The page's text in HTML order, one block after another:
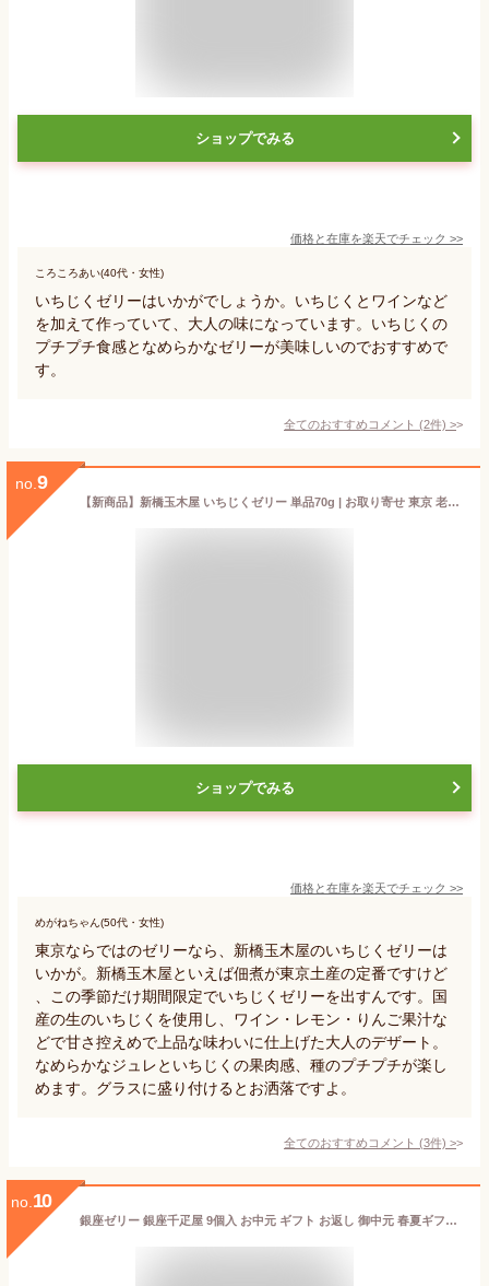
ショップでみる
価格と在庫を楽天でチェック >>
ころころあい(40代・女性)
いちじくゼリーはいかがでしょうか。いちじくとワインなど
を加えて作っていて、大人の味になっています。いちじくの
プチプチ食感となめらかなゼリーが美味しいのでおすすめで
す。
全てのおすすめコメント (2件) >
no. 9
【新商品】新橋玉木屋 いちじくゼリー 単品70g | お取り寄せ 東京 老舗 人気 定番 グルメ デザート いちじく 無花果 国産 プレゼント スイーツ 常温 個包装 高級 御礼 美味しい 内祝 手土産 花以外 食べ物 ゼリー 食品 御中元 お中元
ショップでみる
価格と在庫を楽天でチェック >>
めがねちゃん(50代・女性)
東京ならではのゼリーなら、新橋玉木屋のいちじくゼリーは
いかが。新橋玉木屋といえば佃煮が東京土産の定番ですけど
、この季節だけ期間限定でいちじくゼリーを出すんです。国
産の生のいちじくを使用し、ワイン・レモン・りんご果汁な
どで甘さ控えめで上品な味わいに仕上げた大人のデザート。
なめらかなジュレといちじくの果肉感、種のプチプチが楽し
めます。グラスに盛り付けるとお洒落ですよ。
全てのおすすめコメント (3件) >
no. 10
銀座ゼリー 銀座千疋屋 9個入 お中元 ギフト お返し 御中元 春夏ギフト 詰め合わせ 東京 お土産 誕生日 父の日 母の日 プレゼント お取り寄せ